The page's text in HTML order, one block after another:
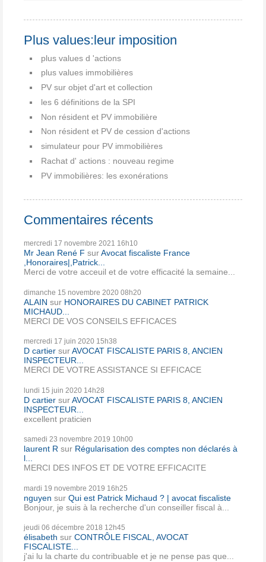
Plus values:leur imposition
plus values d 'actions
plus values immobilières
PV sur objet d'art et collection
les 6 définitions de la SPI
Non résident et PV immobilière
Non résident et PV de cession d'actions
simulateur pour PV immobilières
Rachat d' actions : nouveau regime
PV immobilières: les exonérations
Commentaires récents
mercredi 17 novembre 2021 16h10
Mr Jean René F surAvocat fiscaliste France
,Honoraires|,Patrick...
Merci de votre acceuil et de votre efficacité la semaine...
dimanche 15 novembre 2020 08h20
ALAIN sur HONORAIRES DU CABINET PATRICK
MICHAUD...
MERCI DE VOS CONSEILS EFFICACES
mercredi 17 juin 2020 15h38
D cartier surAVOCAT FISCALISTE PARIS 8, ANCIEN
INSPECTEUR...
MERCI DE VOTRE ASSISTANCE SI EFFICACE
lundi 15 juin 2020 14h28
D cartier surAVOCAT FISCALISTE PARIS 8, ANCIEN
INSPECTEUR...
excellent praticien
samedi 23 novembre 2019 10h00
laurent R sur Régularisation des comptes non déclarés à
l...
MERCI DES INFOS ET DE VOTRE EFFICACITE
mardi 19 novembre 2019 16h25
nguyen sur Qui est Patrick Michaud ? | avocat fiscaliste
Bonjour, je suis à la recherche d'un conseiller fiscal à...
jeudi 06 décembre 2018 12h45
élisabeth sur CONTRÔLE FISCAL, AVOCAT
FISCALISTE...
j'ai lu la charte du contribuable et je ne pense pas que...